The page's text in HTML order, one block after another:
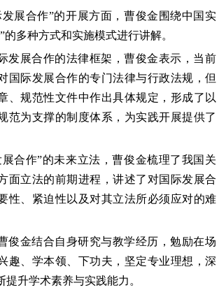
展合作”的开展方面，曹俊金围绕中国实
的多种方式和实施模式进行讲解。
发展合作的法律框架，曹俊金表示，当前
国际发展合作的专门法律与行政法规，但
、规范性文件中作出具体规定，形成了以
范为支撑的制度体系，为实践开展提供了
展合作”的未来立法，曹俊金梳理了我国关
面立法的前期进程，讲述了对国际发展合
性、紧迫性以及对其立法所必须应对的难
俊金结合自身研究与教学经历，勉励在场
趣、学本领、下功夫，坚定专业理想，深
提升学术素养与实践能力。